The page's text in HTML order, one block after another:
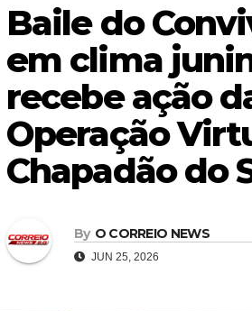
Baile do
em clima
recebe ação
Operação
Chapadão do
By O CORREIO NEWS
JUN 25, 2026